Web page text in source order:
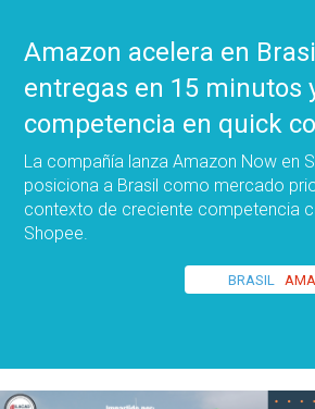
Amazon acelera en
entregas en 15 minutos
competencia en quick
La compañía lanza Amazon Now en
posiciona a Brasil como mercado
contexto de creciente competencia
Shopee.
BRASIL